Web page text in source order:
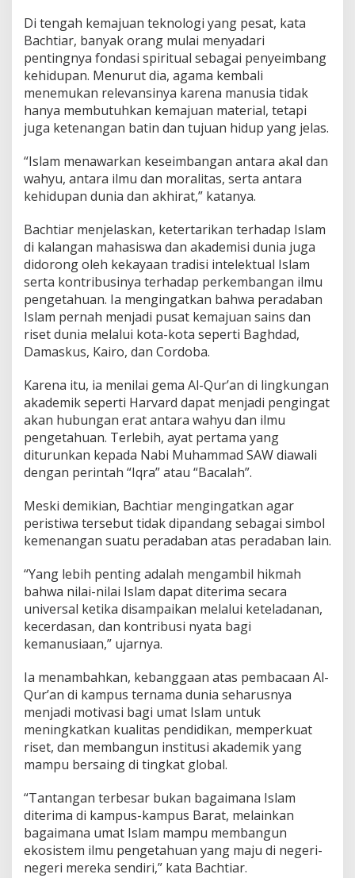
Di tengah kemajuan teknologi yang pesat, kata
Bachtiar, banyak orang mulai menyadari
pentingnya fondasi spiritual sebagai penyeimbang
kehidupan. Menurut dia, agama kembali
menemukan relevansinya karena manusia tidak
hanya membutuhkan kemajuan material, tetapi
juga ketenangan batin dan tujuan hidup yang jelas.
“Islam menawarkan keseimbangan antara akal dan
wahyu, antara ilmu dan moralitas, serta antara
kehidupan dunia dan akhirat,” katanya.
Bachtiar menjelaskan, ketertarikan terhadap Islam
di kalangan mahasiswa dan akademisi dunia juga
didorong oleh kekayaan tradisi intelektual Islam
serta kontribusinya terhadap perkembangan ilmu
pengetahuan. Ia mengingatkan bahwa peradaban
Islam pernah menjadi pusat kemajuan sains dan
riset dunia melalui kota-kota seperti Baghdad,
Damaskus, Kairo, dan Cordoba.
Karena itu, ia menilai gema Al-Qur’an di lingkungan
akademik seperti Harvard dapat menjadi pengingat
akan hubungan erat antara wahyu dan ilmu
pengetahuan. Terlebih, ayat pertama yang
diturunkan kepada Nabi Muhammad SAW diawali
dengan perintah “Iqra” atau “Bacalah”.
Meski demikian, Bachtiar mengingatkan agar
peristiwa tersebut tidak dipandang sebagai simbol
kemenangan suatu peradaban atas peradaban lain.
“Yang lebih penting adalah mengambil hikmah
bahwa nilai-nilai Islam dapat diterima secara
universal ketika disampaikan melalui keteladanan,
kecerdasan, dan kontribusi nyata bagi
kemanusiaan,” ujarnya.
Ia menambahkan, kebanggaan atas pembacaan Al-
Qur’an di kampus ternama dunia seharusnya
menjadi motivasi bagi umat Islam untuk
meningkatkan kualitas pendidikan, memperkuat
riset, dan membangun institusi akademik yang
mampu bersaing di tingkat global.
“Tantangan terbesar bukan bagaimana Islam
diterima di kampus-kampus Barat, melainkan
bagaimana umat Islam mampu membangun
ekosistem ilmu pengetahuan yang maju di negeri-
negeri mereka sendiri,” kata Bachtiar.